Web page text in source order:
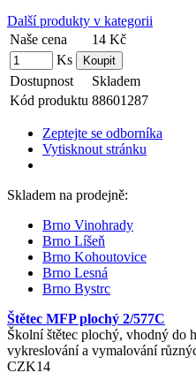
Další produkty v kategorii
Naše cena
14 Kč
Ks
Dostupnost
Skladem
Kód produktu 88601287
Zeptejte se odborníka
Vytisknout stránku
Skladem na prodejně:
Brno Vinohrady
Brno Líšeň
Brno Kohoutovice
Brno Lesná
Brno Bystrc
Štětec MFP plochý 2/577C
Školní štětec plochý, vhodný do
vykreslování a vymalování
CZK14